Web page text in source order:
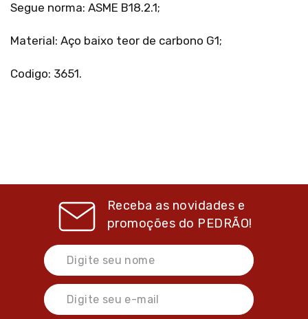
Segue norma: ASME B18.2.1;
Material: Aço baixo teor de carbono G1;
Codigo: 3651.
Receba as novidades e
promoções do PEDRÃO!